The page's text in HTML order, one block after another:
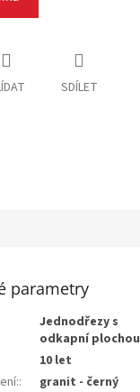
SDÍLET
parametry
Jednodřezy s
odkapní plochou
10 let
:
granit - černý